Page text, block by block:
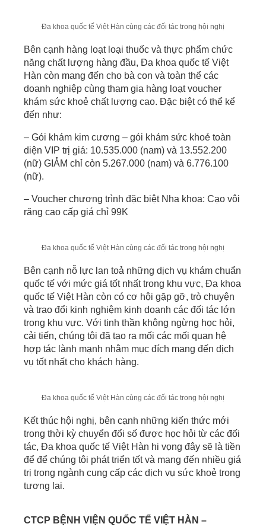
Đa khoa quốc tế Việt Hàn cùng các đối tác trong hội nghị
Bên cạnh hàng loạt loại thuốc và thực phẩm chức
năng chất lượng hàng đầu, Đa khoa quốc tế Việt
Hàn còn mang đến cho bà con và toàn thể các
doanh nghiệp cùng tham gia hàng loạt voucher
khám sức khoẻ chất lượng cao. Đặc biệt có thể kể
đến như:
– Gói khám kim cương – gói khám sức khoẻ toàn
diện VIP trị giá: 10.535.000 (nam) và 13.552.200
(nữ) GIẢM chỉ còn 5.267.000 (nam) và 6.776.100
(nữ).
– Voucher chương trình đặc biệt Nha khoa: Cạo vôi
răng cao cấp giá chỉ 99K
Đa khoa quốc tế Việt Hàn cùng các đối tác trong hội nghị
Bên cạnh nỗ lực lan toả những dịch vụ khám chuẩn
quốc tế với mức giá tốt nhất trong khu vực, Đa khoa
quốc tế Việt Hàn còn có cơ hội gặp gỡ, trò chuyện
và trao đổi kinh nghiệm kinh doanh các đối tác lớn
trong khu vực. Với tinh thần không ngừng học hỏi,
cải tiến, chúng tôi đã tạo ra mối các mối quan hệ
hợp tác lành mạnh nhằm mục đích mang đến dịch
vụ tốt nhất cho khách hàng.
Đa khoa quốc tế Việt Hàn cùng các đối tác trong hội nghị
Kết thúc hội nghị, bên cạnh những kiến thức mới
trong thời kỳ chuyển đổi số được học hỏi từ các đối
tác, Đa khoa quốc tế Việt Hàn hi vọng đây sẽ là tiền
để để chúng tôi phát triển tốt và mang đến nhiều giá
trị trong ngành cung cấp các dịch vụ sức khoẻ trong
tương lai.
CTCP BỆNH VIỆN QUỐC TẾ VIỆT HÀN –